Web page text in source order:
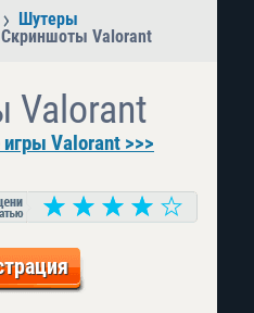
Шутеры
Скриншоты Valorant
Valorant
Valorant >>>